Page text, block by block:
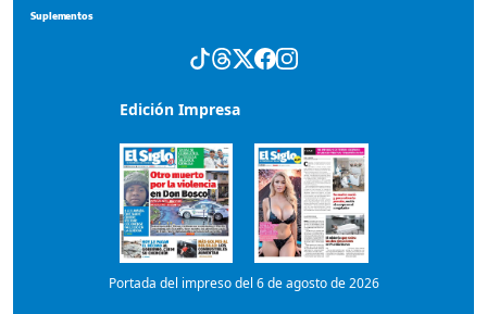
Suplementos
Edición Impresa
Portada del impreso del 6 de agosto de 2026